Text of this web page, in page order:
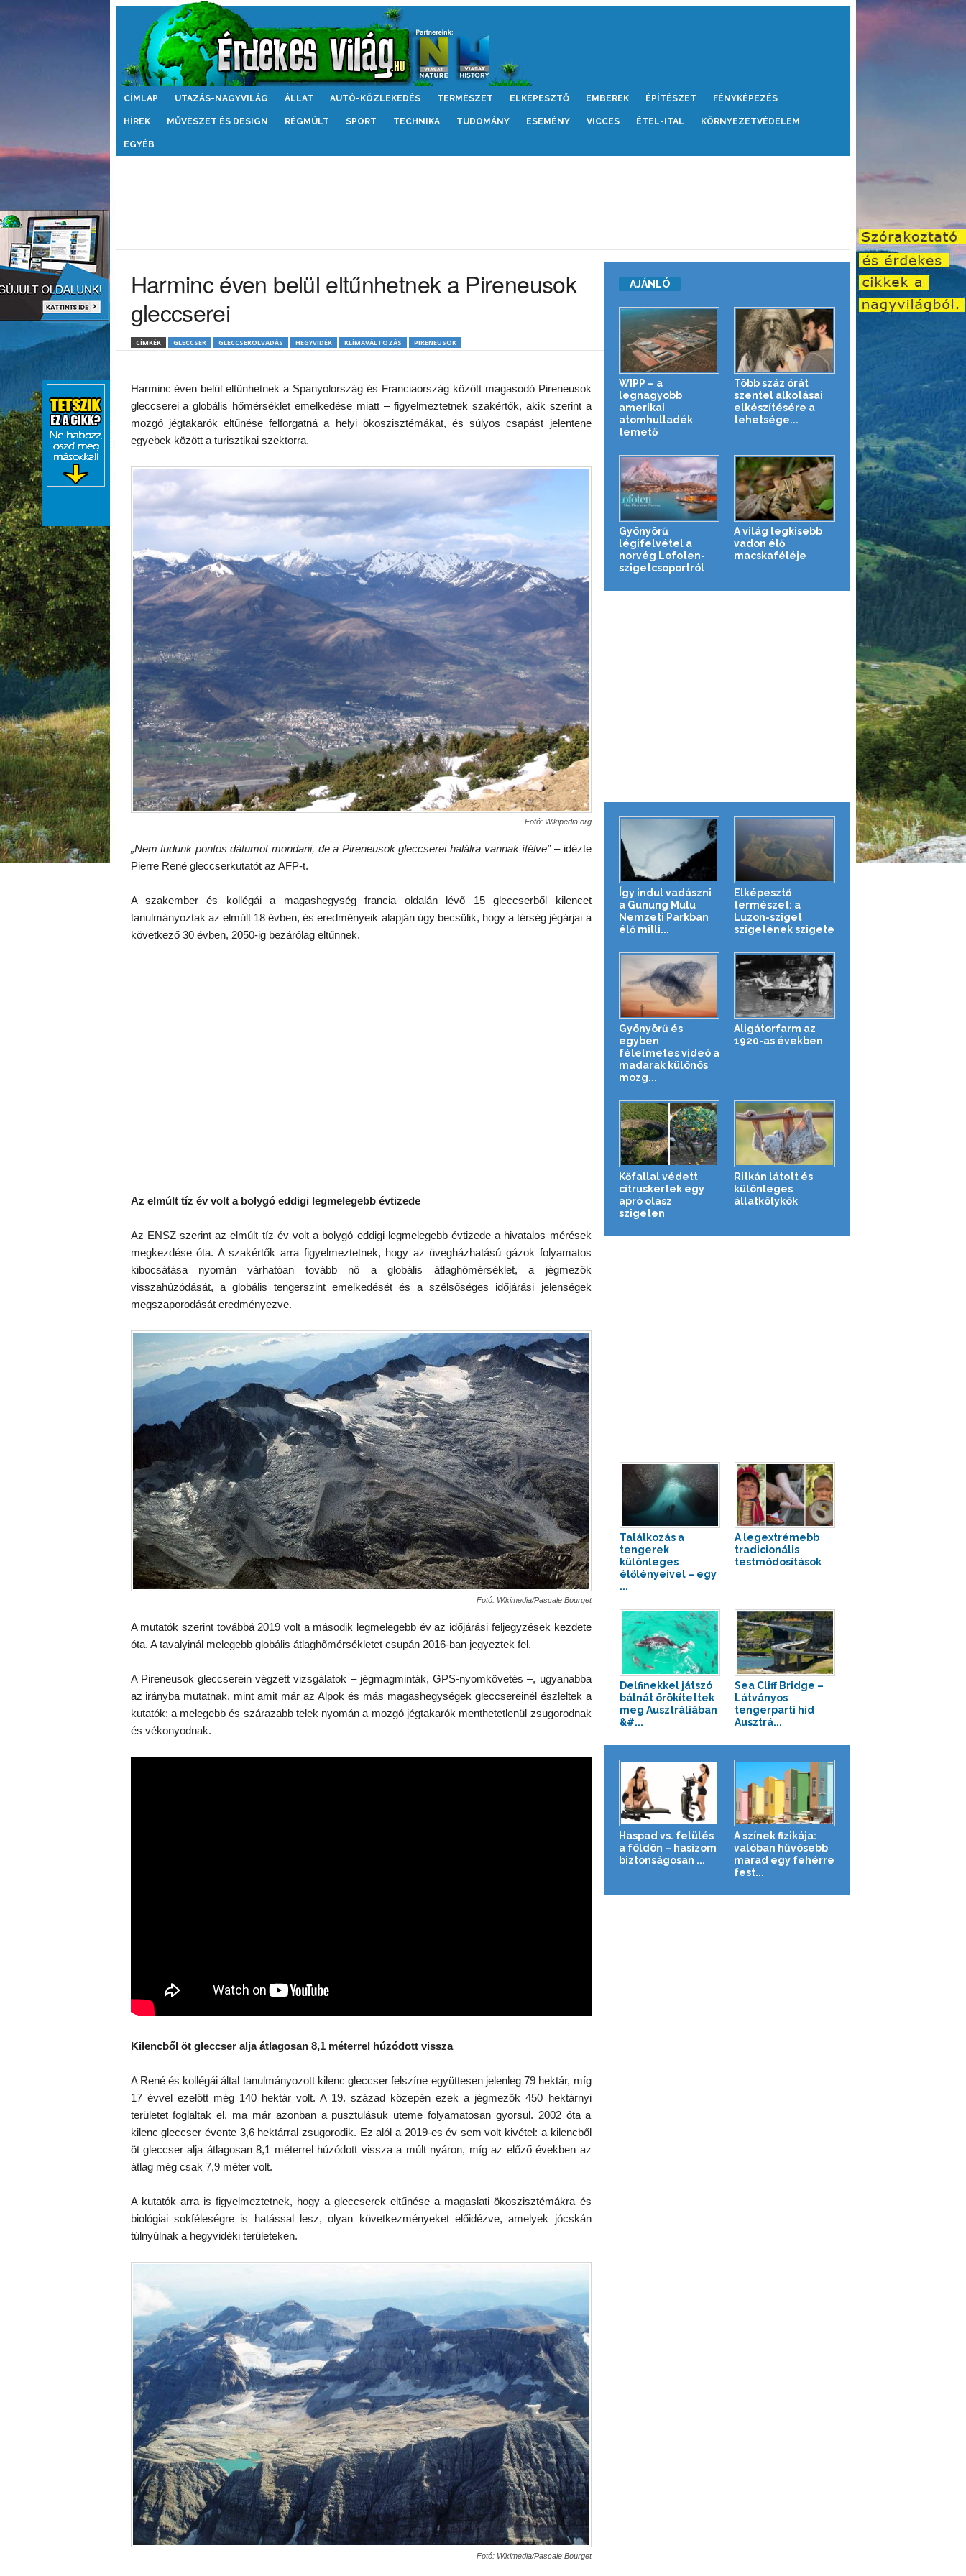
Érdekes
CÍMLAP UTAZÁS-NAGYVILÁG ÁLLAT AUTÓ-KÖZLEKEDÉS TERMÉSZET ELKÉPESZTŐ EMBEREK ÉPÍTÉSZET FÉNYKÉPEZÉS
HÍREK MŰVÉSZET ÉS DESIGN RÉGMÚLT SPORT TECHNIKA TUDOMÁNY ESEMÉNY VICCES ÉTEL-ITAL KÖRNYEZETVÉDELEM
EGYÉB
Harminc éven belül eltűnhetnek a Pireneusok
gleccserei
CÍMKÉK GLECCSER GLECCSEROLVADÁS HEGYVIDÉK KLÍMAVÁLTOZÁS PIRENEUSOK
Harminc éven belül eltűnhetnek a Spanyolország és Franciaország között magasodó Pireneusok
gleccserei a globális hőmérséklet emelkedése miatt – figyelmeztetnek szakértők, akik szerint a
mozgó jégtakarók eltűnése felforgatná a helyi ökoszisztémákat, és súlyos csapást jelentene
egyebek között a turisztikai szektorra.
Fotó: Wikipedia.org
„Nem tudunk pontos dátumot mondani, de a Pireneusok gleccserei halálra vannak ítélve”– idézte
Pierre René gleccserkutatót az AFP-t.
A szakember és kollégái a magashegység francia oldalán lévő 15 gleccserből kilencet
tanulmányoztak az elmúlt 18 évben, és eredményeik alapján úgy becsülik, hogy a térség jégárjai a
következő 30 évben, 2050-ig bezárólag eltűnnek.
Az elmúlt tíz év volt a bolygó eddigi legmelegebb évtizede
Az ENSZ szerint az elmúlt tíz év volt a bolygó eddigi legmelegebb évtizede a hivatalos mérések
megkezdése óta. A szakértők arra figyelmeztetnek, hogy az üvegházhatású gázok folyamatos
kibocsátása nyomán várhatóan tovább nő a globális átlaghőmérséklet, a jégmezők
visszahúzódását, a globális tengerszint emelkedését és a szélsőséges időjárási jelenségek
megszaporodását eredményezve.
Fotó: Wikimedia/Pascale Bourget
A mutatók szerint továbbá 2019 volt a második legmelegebb év az időjárási feljegyzések kezdete
óta. A tavalyinál melegebb globális átlaghőmérsékletet csupán 2016-ban jegyeztek fel.
A Pireneusok gleccserein végzett vizsgálatok – jégmagminták, GPS-nyomkövetés –, ugyanabba
az irányba mutatnak, mint amit már az Alpok és más magashegységek gleccsereinél észleltek a
kutatók: a melegebb és szárazabb telek nyomán a mozgó jégtakarók menthetetlenül zsugorodnak
és vékonyodnak.
Kilencből öt gleccser alja átlagosan 8,1 méterrel húzódott vissza
A René és kollégái által tanulmányozott kilenc gleccser felszíne együttesen jelenleg 79 hektár, míg
17 évvel ezelőtt még 140 hektár volt. A 19. század közepén ezek a jégmezők 450 hektárnyi
területet foglaltak el, ma már azonban a pusztulásuk üteme folyamatosan gyorsul. 2002 óta a
kilenc gleccser évente 3,6 hektárral zsugorodik. Ez alól a 2019-es év sem volt kivétel: a kilencből
öt gleccser alja átlagosan 8,1 méterrel húzódott vissza a múlt nyáron, míg az előző években az
átlag még csak 7,9 méter volt.
A kutatók arra is figyelmeztetnek, hogy a gleccserek eltűnése a magaslati ökoszisztémákra és
biológiai sokféleségre is hatással lesz, olyan következményeket előidézve, amelyek jócskán
túlnyúlnak a hegyvidéki területeken.
Fotó: Wikimedia/Pascale Bourget
AJÁNLÓ
WIPP – a
legnagyobb
amerikai
atomhulladék
temető
Több száz órát
szentel alkotásai
elkészítésére a
tehetsége...
Gyönyörű
légifelvétel a
norvég Lofoten-
szigetcsoportról
A világ legkisebb
vadon élő
macskaféléje
Így indul vadászni
a Gunung Mulu
Nemzeti Parkban
élő milli...
Elképesztő
természet: a
Luzon-sziget
szigetének szigete
Gyönyörű és
egyben
félelmetes videó a
madarak különös
mozg...
Aligátorfarm az
1920-as években
Kőfallal védett
citruskertek egy
apró olasz
szigeten
Ritkán látott és
különleges
állatkölykök
Találkozás a
tengerek
különleges
élőlényeivel – egy
...
A legextrémebb
tradicionális
testmódosítások
Delfinekkel játszó
bálnát örökítettek
meg Ausztráliában
&#...
Sea Cliff Bridge –
Látványos
tengerparti híd
Ausztrá...
Haspad vs. felülés
a földön – hasizom
biztonságosan ...
A színek fizikája:
valóban hűvösebb
marad egy fehérre
fest...